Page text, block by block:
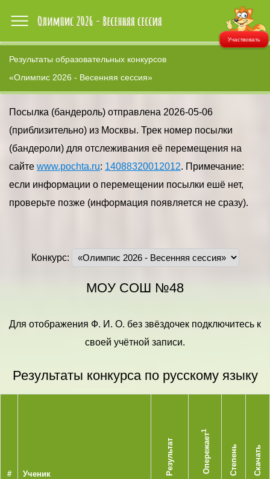
Участвовать
Результаты образовательных конкурсов
«Олимпис 2026 - Весенняя сессия»
Посылка (бандероль) отправлена 2026-05-06
(приблизительно) из Москвы. Трек номер посылки
(бандероли) для отслеживания её перемещения на
сайте www.pochta.ru: 14088320012012. Примечание:
если информации о перемещении посылки ешё нет,
проверьте позже (информация появляется не сразу).
Конкурс:
МОУ СОШ №48
Для отображения Ф. И. О. без звёздочек подключитесь к
своей учётной записи.
Результаты конкурса по русскому языку
# Ученик Результат Опережает
1
Степень Скачать